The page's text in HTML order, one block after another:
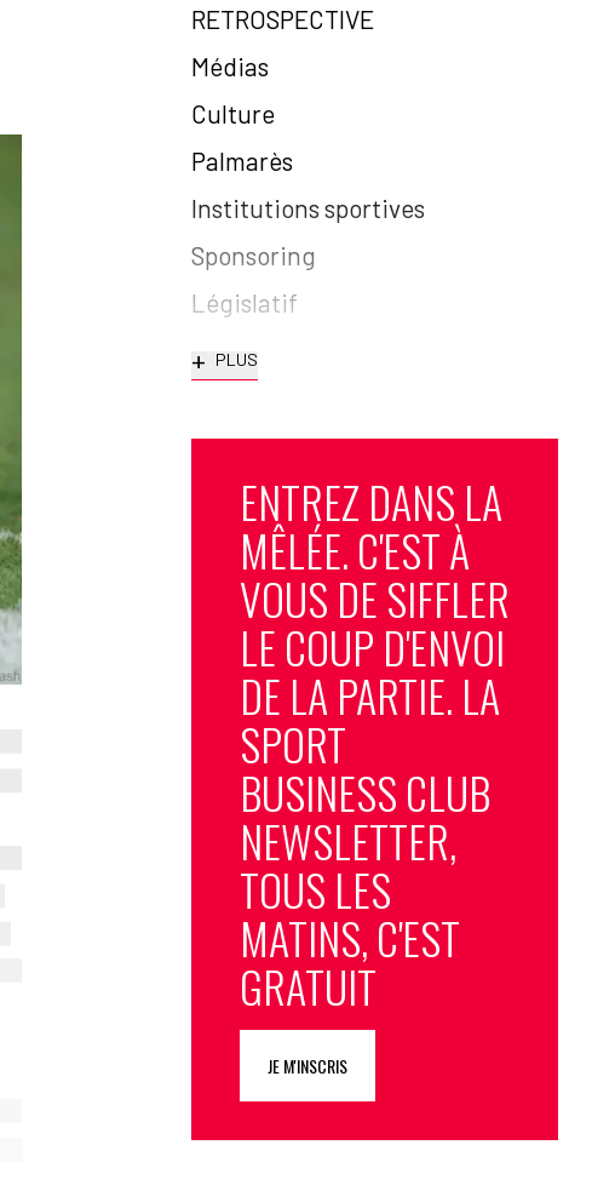
RETROSPECTIVE
Médias
Culture
Palmarès
Institutions sportives
Sponsoring
Législatif
+ PLUS
ENTREZ DANS LA
MÊLÉE. C'EST À
VOUS DE SIFFLER
LE COUP D'ENVOI
DE LA PARTIE. LA
SPORT
BUSINESS CLUB
NEWSLETTER,
TOUS LES
MATINS, C'EST
GRATUIT
JE M'INSCRIS